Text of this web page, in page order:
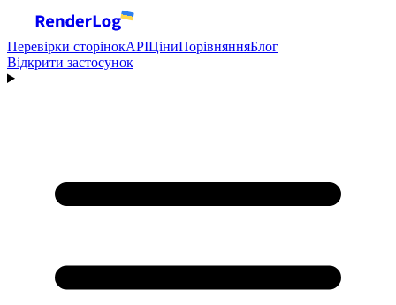
Перевірки сторінокAPIЦіниПорівнянняБлог
Відкрити застосунок